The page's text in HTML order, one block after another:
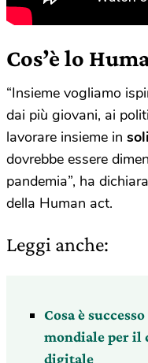
Cos’è lo
“Insieme vogliamo
dai più giovani, ai
lavorare insieme in
dovrebbe essere
pandemia”, ha
della Human act.
Leggi anche:
Cosa è
mondiale per il
digitale